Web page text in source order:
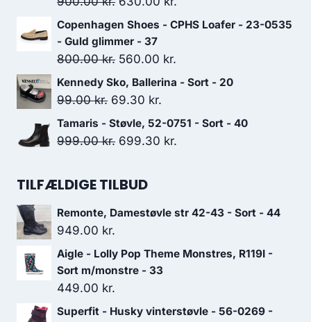
599.00 kr..419.30 kr..
oprindelige
pris
var:
900.00 kr..
aktuelle
630.00 kr..
Copenhagen Shoes - CPHS Loafer - 23-0535
- Guld glimmer - 37
800.00kr. Den
oprindelige
pris
800.00 kr..
560.00 kr.
aktuelle
Kennedy Sko, Ballerina - Sort - 20
99.00kr. Den
oprindelige
pris
69.30 kr.
aktuelle
pris
Tamaris - Støvle, 52-0751 - Sort - 40
999.00kr. Den
pris
999.00 kr..
699.30 kr.
699.30 kr..
TILFÆLDIGE TILBUD
Remonte, Damestøvle str 42-43 - Sort - 44
949.00 kr.
Aigle - Lolly Pop Theme Monstres, R119I -
Sort m/monstre - 33
449.00 kr.
Superfit - Husky vinterstøvle - 56-0269 -